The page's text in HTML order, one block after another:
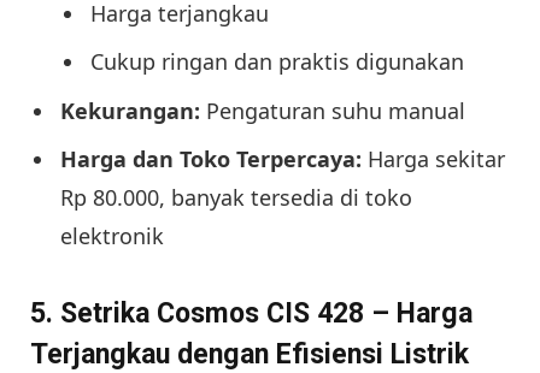
Harga terjangkau
Cukup ringan dan praktis digunakan
Kekurangan: Pengaturan suhu manual
Harga dan Toko Terpercaya: Harga sekitar
Rp 80.000, banyak tersedia di toko
elektronik
5. Setrika Cosmos CIS 428 – Harga
Terjangkau dengan Efisiensi Listrik